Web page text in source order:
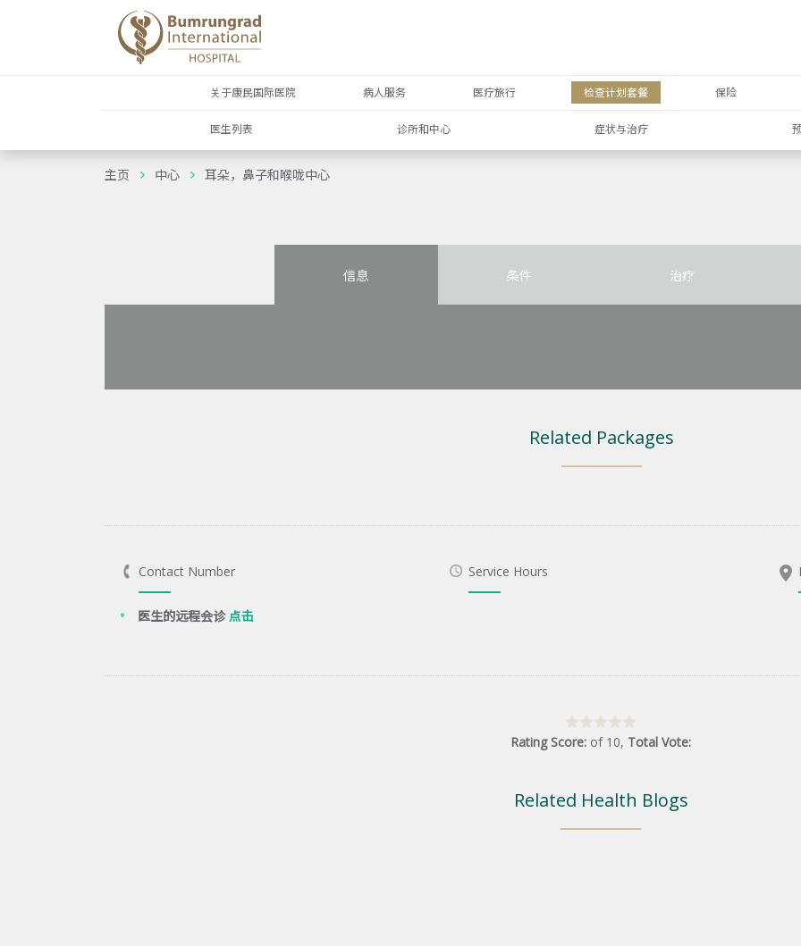
关于康民国际医院 病人服务 医疗旅行 检查计划套餐 保险
医生列表 诊所和中心 症状与治疗
主页 中心 耳朵，鼻子和喉咙中心
信息 条件 治疗
Related Packages
Contact Number
医生的远程会诊点击
Service Hours
Rating Score: of 10, Total Vote:
Related Health Blogs